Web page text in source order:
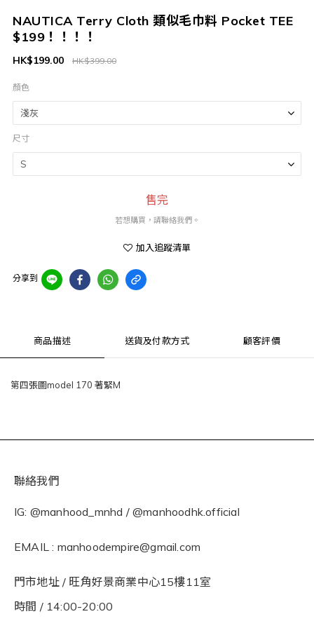
NAUTICA Terry Cloth 類似毛巾料 Pocket TEE
$199！！！！
HK$399.00
HK$199.00
顏色
尺寸
售完
若想購買，請聯絡我們。
加入追蹤清單
分享到
商品描述 送貨及付款方式 顧客評價
第四張圖model 170 著緊M
聯絡我們
IG: @manhood_mnhd / @manhoodhk.official
EMAIL : manhoodempire@gmail.com
門市地址 / 旺角好景商業中心15樓11室
時間 / 14:00-20:00